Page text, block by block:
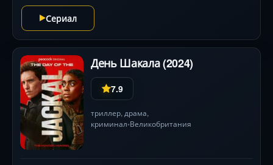
Сериал
День Шакала (2024)
7.9
триллер, драма,
криминал•Великобритания